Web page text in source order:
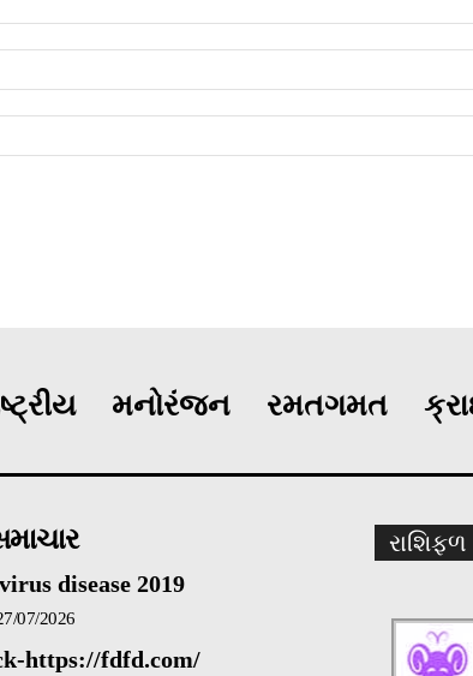
મનોરંજન રમતગમત
disease 2019
07/2026
https://fdfd.com/
રાશિફળ